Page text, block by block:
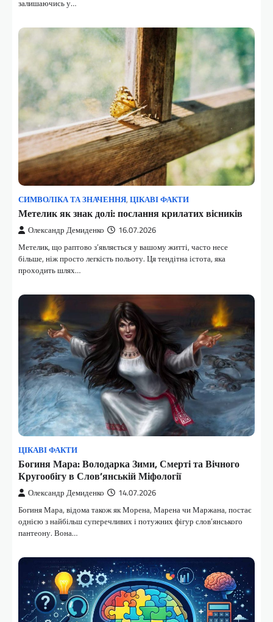
залишаючись у…
СИМВОЛІКА ТА ЗНАЧЕННЯ, ЦІКАВІ ФАКТИ
Метелик як знак долі: послання крилатих вісників
Олександр Демиденко 16.07.2026
Метелик, що раптово з’являється у вашому житті, часто несе
більше, ніж просто легкість польоту. Ця тендітна істота, яка
проходить шлях…
ЦІКАВІ ФАКТИ
Богиня Мара: Володарка Зими, Смерті та Вічного
Кругообігу в Слов’янській Міфології
Олександр Демиденко 14.07.2026
Богиня Мара, відома також як Морена, Марена чи Маржана, постає
однією з найбільш суперечливих і потужних фігур слов’янського
пантеону. Вона…